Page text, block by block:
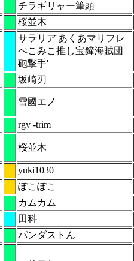
チラギリャー筆頭
桜並木
サラリア'あくあマリフレ
ぺこみこ推し宝鐘海賊団
砲撃手'
坂崎刃
雪國エノ
rgv -trim
桜並木
yuki1030
ぽこぽこ
カムカム
田科
パンダストん